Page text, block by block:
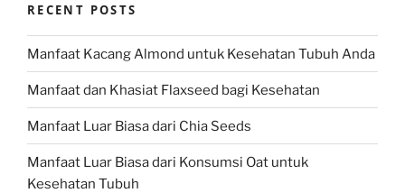
RECENT POSTS
Manfaat Kacang Almond untuk Kesehatan Tubuh Anda
Manfaat dan Khasiat Flaxseed bagi Kesehatan
Manfaat Luar Biasa dari Chia Seeds
Manfaat Luar Biasa dari Konsumsi Oat untuk
Kesehatan Tubuh